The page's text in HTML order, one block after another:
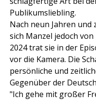
Publikumsliebling.
Nach neun Jahren und
sich Manzel jedoch
2024 trat sie in der
vor die Kamera. Die
persönliche und
Gegenüber der
"Ich gehe mit großer